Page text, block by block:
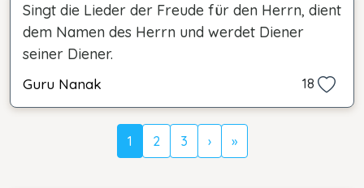
Singt die Lieder der Freude für den Herrn, dient
dem Namen des Herrn und werdet Diener
seiner Diener.
Guru Nanak 18
1 2 3 › »